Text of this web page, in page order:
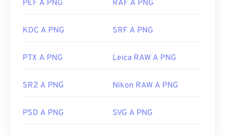
PEF A PNG RAF A PNG
KDC A PNG SRF A PNG
PTX A PNG Leica RAW A PNG
SR2 A PNG Nikon RAW A PNG
PSD A PNG SVG A PNG